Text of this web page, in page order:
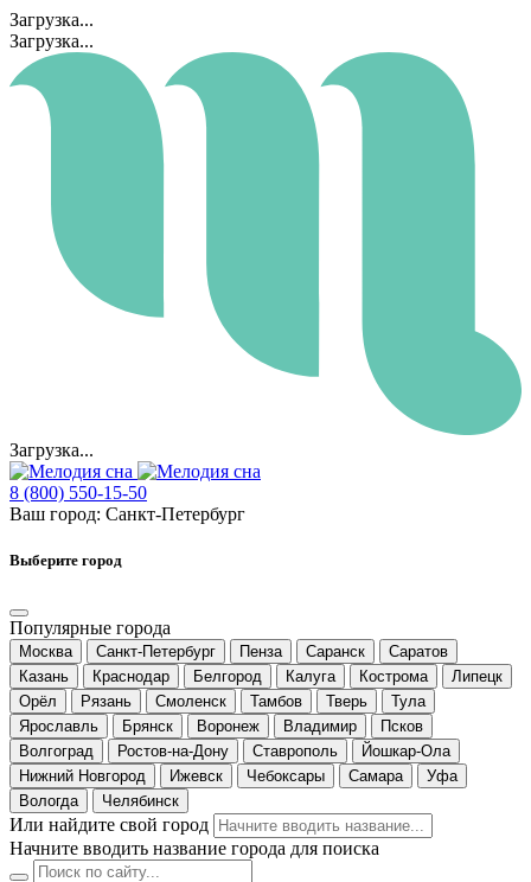
Загрузка...
Загрузка...
Загрузка...
8 (800) 550-15-50
Ваш город: Санкт-Петербург
Выберите город
Популярные города
Москва Санкт-Петербург Пенза Саранск
Саратов
Казань
Краснодар Белгород Калуга Кострома
Липецк
Орёл
Рязань Смоленск Тамбов Тверь
Тула
Ярославль
Брянск Воронеж Владимир
Псков
Волгоград
Ростов-на-Дону Ставрополь
Йошкар-Ола
Нижний Новгород
Ижевск Чебоксары Самара
Уфа
Вологда
Челябинск
Или найдите свой город
Начните вводить название города для поиска